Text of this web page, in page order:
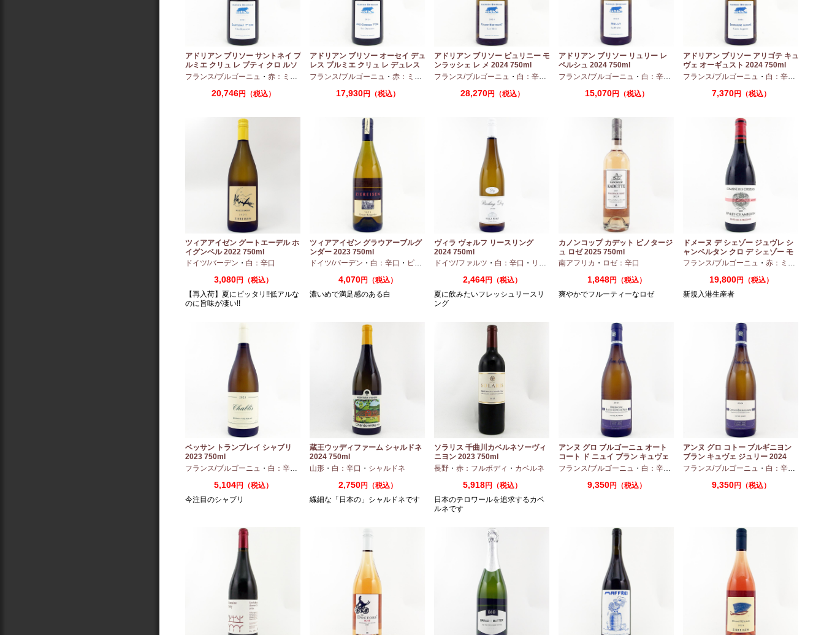
アドリアン ブリソー サントネイ プ
ルミエ クリュ レ プティ クロ ルソ
ー 2024 750ml
フランス/ブルゴーニュ ・ 赤：ミディアムボディ ・ピノノワール
20,746円（税込）
アドリアン ブリソー オーセイ デュ
レス プルミエ クリュ レ デュレス
2024 750ml
フランス/ブルゴーニュ ・ 赤：ミディアムボディ ・ピノノワール
17,930円（税込）
アドリアン ブリソー ピュリニー モ
ンラッシェ レ メ 2024 750ml
フランス/ブルゴーニュ ・ 白：辛口 シャルドネ
28,270円（税込）
アドリアン ブリソー リュリー レ
ペルシュ 2024 750ml
フランス/ブルゴーニュ ・ 白：辛口 シャルドネ
15,070円（税込）
アドリアン ブリソー アリゴテ キュ
ヴェ オーギュスト 2024 750ml
フランス/ブルゴーニュ ・ 白：辛口
7,370円（税込）
ツィアアイゼン グートエーデル ホ
イグンベル 2022 750ml
ドイツ/バーデン ・ 白：辛口
3,080円（税込）
【再入荷】夏にピッタリ!!低アルな
のに旨味が凄い!!
ツィアアイゼン グラウアーブルグ
ンダー 2023 750ml
ドイツ/バーデン ・ 白：辛口 ・ ピノグリ
4,070円（税込）
濃いめで満足感のある白
ヴィラ ヴォルフ リースリング
2024 750ml
ドイツ/ファルツ ・ 白：辛口 ・ リースリング
2,464円（税込）
夏に飲みたいフレッシュリースリ
ング
カノンコップ カデット ピノタージ
ュ ロゼ 2025 750ml
南アフリカ ・ ロゼ：辛口
1,848円（税込）
爽やかでフルーティーなロゼ
ドメーヌ デ シェゾー ジュヴレ シ
ャンベルタン クロ デ シェゾー モ
ノポール 2023 750ml
フランス/ブルゴーニュ ・ 赤：ミディアムボディ
19,800円（税込）
新規入港生産者
ベッサン トランブレイ シャブリ
2023 750ml
フランス/ブルゴーニュ ・ 白：辛口 シャルドネ
5,104円（税込）
今注目のシャブリ
蔵王ウッディファーム シャルドネ
2024 750ml
山形・ 白：辛口 ・ シャルドネ
2,750円（税込）
繊細な「日本の」シャルドネです
ソラリス 千曲川カベルネソーヴィ
ニヨン 2023 750ml
長野・ 赤：フルボディ ・ カベルネ
5,918円（税込）
日本のテロワールを追求するカベ
ルネです
アンヌ グロ ブルゴーニュ オート
コート ド ニュイ ブラン キュヴェ
マリーヌ 2024 750ml
フランス/ブルゴーニュ ・ 白：辛口 シャルドネ
9,350円（税込）
アンヌ グロ コトー ブルギニヨン
ブラン キュヴェ ジュリー 2024
フランス/ブルゴーニュ ・ 白：辛口
9,350円（税込）